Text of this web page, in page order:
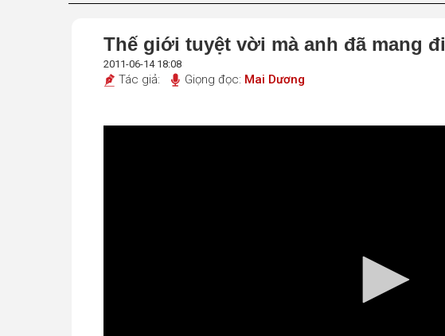
Thế giới tuyệt vời mà anh đã mang đi
2011-06-14 18:08
Tác giả: Giọng đọc: Mai Dương